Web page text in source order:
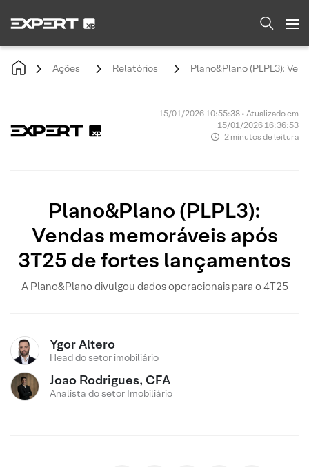
Ações Relatórios Plano&Plano (PLPL3):
15/01/2026 10:55:38 • Atualizado em
15/01/2026 16:36:53
2 minutos de leitura
Plano&Plano (PLPL3):
Vendas memoráveis após
3T25 de fortes lançamentos
A Plano&Plano divulgou dados operacionais para o 4T25
Ygor Altero
Head do setor imobiliário
Joao Rodrigues, CFA
Analista do setor Imobiliário